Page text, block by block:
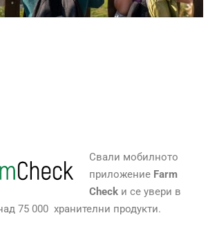
Свали мобилното
приложение Farm
Checkи се увери в
75 000 хранителни продукти.